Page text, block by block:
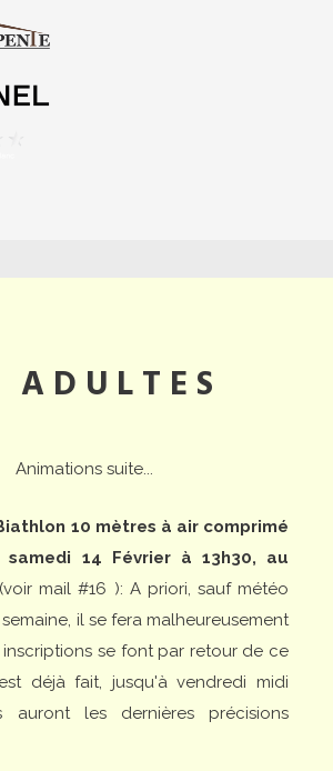
ADULTES
Animations suite...
10 mètres à air comprimé
14 Février à 13h30, au
(voir mail #16 ): A priori, sauf météo
il se fera malheureusement
inscriptions se font par retour de ce
déjà fait, jusqu'à vendredi midi
auront les dernières précisions